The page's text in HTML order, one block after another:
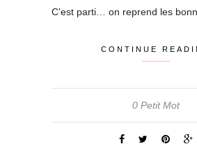
C’est parti… on reprend les
CONTINUE
0 Petit Mot